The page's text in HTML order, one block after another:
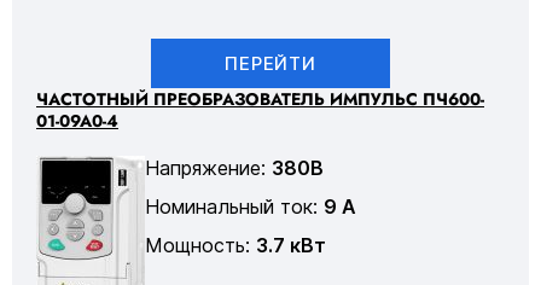
ПЕРЕЙТИ
ЧАСТОТНЫЙ ПРЕОБРАЗОВАТЕЛЬ ИМПУЛЬС ПЧ600-
01-09А0-4
Напряжение: 380В
Номинальный ток: 9 А
Мощность: 3.7 кВт